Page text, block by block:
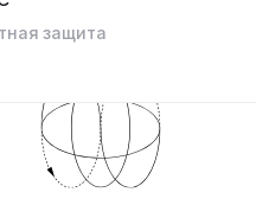
защита